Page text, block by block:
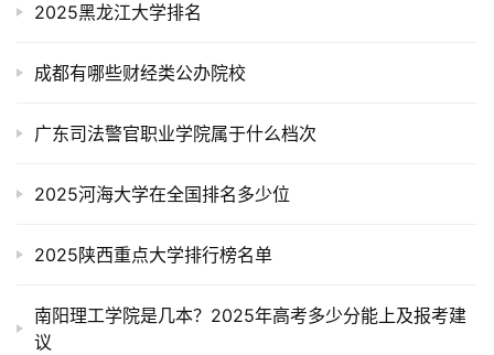
2025黑龙江大学排名
成都有哪些财经类公办院校
广东司法警官职业学院属于什么档次
2025河海大学在全国排名多少位
2025陕西重点大学排行榜名单
南阳理工学院是几本？2025年高考多少分能上及报考建
议